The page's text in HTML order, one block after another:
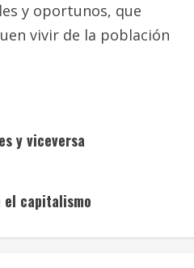
y oportunos, que
vivir de la población
y viceversa
el capitalismo